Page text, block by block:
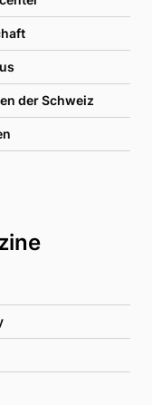
der Schweiz